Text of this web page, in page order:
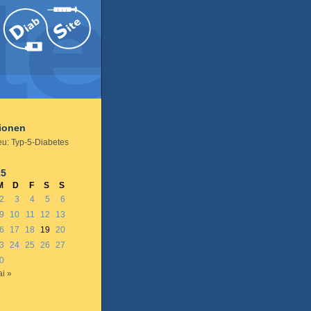
Typ-5-Diabetes
D F S
S
2 3 4 5
6
9 10 11 12
13
17 18 19 20
24 25 26
27
»